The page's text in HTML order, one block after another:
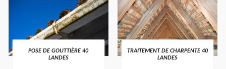
POSE DE GOUTTIÈRE 40
LANDES
TRAITEMENT DE CHARPENTE 40
LANDES